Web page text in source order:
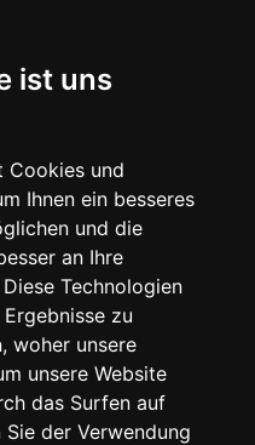
ist uns
Cookies und
Ihnen ein besseres
und die
an Ihre
Technologien
zu
woher unsere
unsere Website
das Surfen auf
der Verwendung